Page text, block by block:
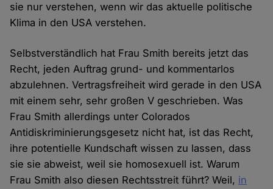
sie nur verstehen, wenn wir das aktuelle politische
Klima in den USA verstehen.
Selbstverständlich hat Frau Smith bereits jetzt das
Recht, jeden Auftrag grund- und kommentarlos
abzulehnen. Vertragsfreiheit wird gerade in den USA
mit einem sehr, sehr großen V geschrieben. Was
Frau Smith allerdings unter Colorados
Antidiskriminierungsgesetz nicht hat, ist das Recht,
ihre potentielle Kundschaft wissen zu lassen, dass
sie sie abweist, weil sie homosexuell ist. Warum
Frau Smith also diesen Rechtsstreit führt? Weil, in